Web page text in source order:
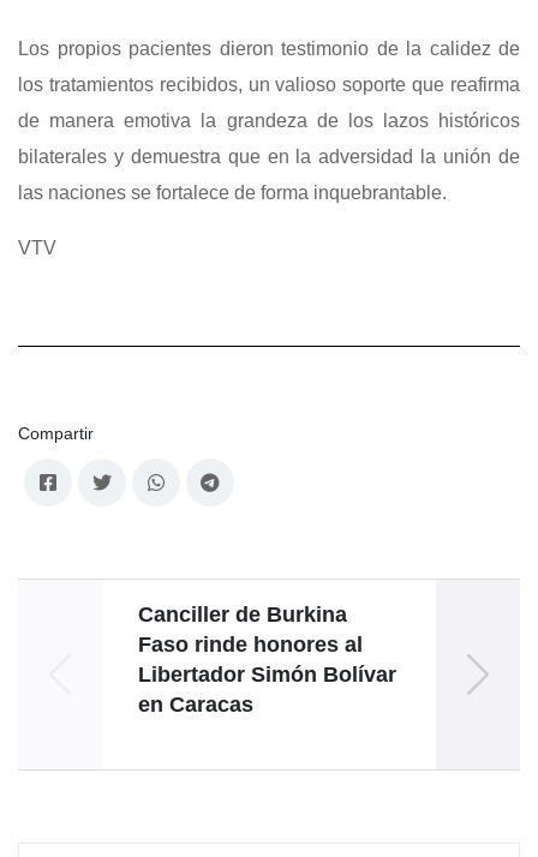
Los propios pacientes dieron testimonio de la calidez de
los tratamientos recibidos, un valioso soporte que reafirma
de manera emotiva la grandeza de los lazos históricos
bilaterales y demuestra que en la adversidad la unión de
las naciones se fortalece de forma inquebrantable.
VTV
Compartir
Canciller de Burkina
Faso rinde honores al
Libertador Simón Bolívar
en Caracas